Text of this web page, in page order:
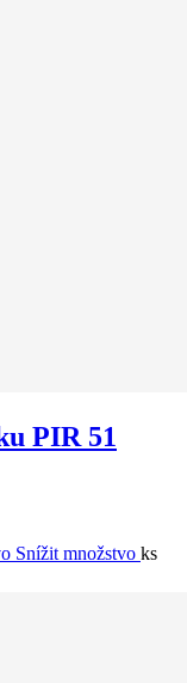
PIR 51
Snížit množstvo ks